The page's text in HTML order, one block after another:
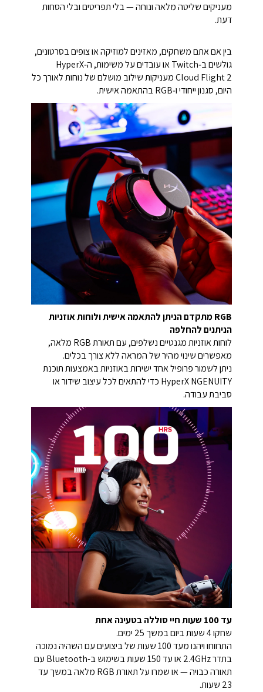
מעניקים שליטה מלאה ונוחה — בלי תפריטים ובלי הסחות
דעת.
בין אם אתם משחקים, מאזינים למוזיקה או צופים בסרטונים,
גולשים ב‑Twitch או עובדים על משימות, ה‑HyperX
Cloud Flight 2 מעניקות שילוב מושלם של נוחות לאורך כל
היום, סגנון ייחודי ו‑RGB בהתאמה אישית.
RGB מתקדם הניתן להתאמה אישית ולוחות אוזניות
הניתנים להחלפה
לוחות אוזניות מגנטיים נשלפים, עם תאורת RGB מלאה,
מאפשרים שינוי מהיר של המראה ללא צורך בכלים.
ניתן לשמור פרופיל אחד ישירות באוזניות באמצעות תוכנת
HyperX NGENUITY כדי להתאים לכל עיצוב שידור או
סביבת עבודה.
עד 100 שעות חיי סוללה בטעינה אחת
שחקו 4 שעות ביום במשך 25 ימים.
התרווחו ויהנו מעד 100 שעות של ביצועים עם השהיה נמוכה
בתדר 2.4GHz או עד 150 שעות בשימוש ב-Bluetooth עם
תאורה כבויה — או שמרו על תאורת RGB מלאה במשך עד
23 שעות.